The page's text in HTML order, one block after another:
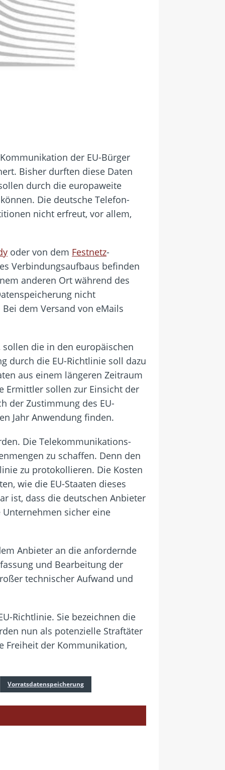
der EU-Bürger
Bisher durften diese Daten
durch die europaweite
Die deutsche Telefon-
nicht erfreut, vor allem,
oder von dem Festnetz-
Verbindungsaufbaus befinden
anderen Ort während des
nicht
dem Versand von eMails
sollen die in den europäischen
durch die EU-Richtlinie soll dazu
aus einem längeren Zeitraum
Ermittler sollen zur Einsicht der
der Zustimmung des EU-
Jahr Anwendung finden.
Die Telekommunikations-
zu schaffen. Denn den
zu protokollieren. Die Kosten
wie die EU-Staaten dieses
ist, dass die deutschen Anbieter
sicher eine
Anbieter an die anfordernde
und Bearbeitung der
technischer Aufwand und
Richtlinie. Sie bezeichnen die
nun als potenzielle Straftäter
Freiheit der Kommunikation,
Vorratsdatenspeicherung